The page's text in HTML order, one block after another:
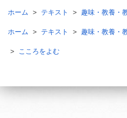
ホーム テキスト 趣味・教養・
ホーム テキスト 趣味・教養・
こころをよむ